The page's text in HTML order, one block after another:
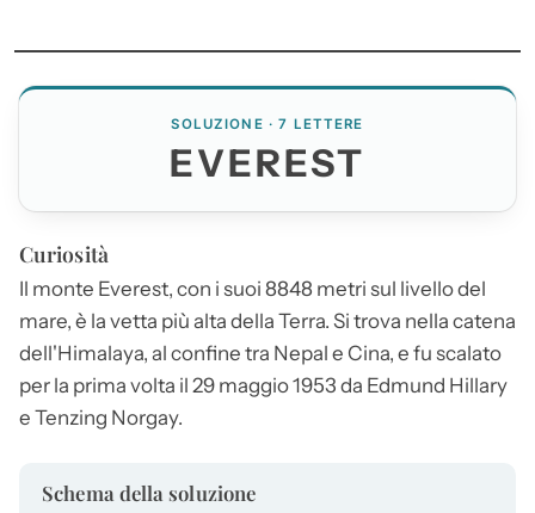
SOLUZIONE · 7 LETTERE
EVEREST
Curiosità
Il monte Everest, con i suoi 8848 metri sul livello del
mare, è la vetta più alta della Terra. Si trova nella catena
dell'Himalaya, al confine tra Nepal e Cina, e fu scalato
per la prima volta il 29 maggio 1953 da Edmund Hillary
e Tenzing Norgay.
Schema della soluzione